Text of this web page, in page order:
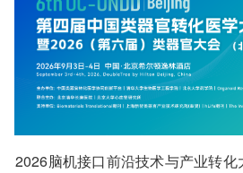
2026脑机接口前沿技术与产业转化